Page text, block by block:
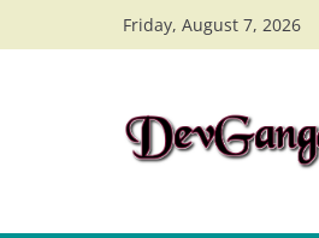
to
Friday, August 7, 2026